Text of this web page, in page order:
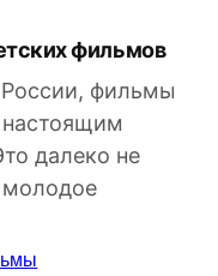
фильмов
фильмы
настоящим
далеко не
молодое